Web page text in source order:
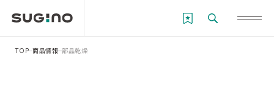
TOP 商品情報 部品乾燥